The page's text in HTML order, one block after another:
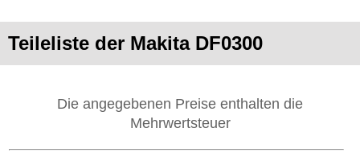
Teileliste der Makita DF0300
Die angegebenen Preise enthalten die
Mehrwertsteuer